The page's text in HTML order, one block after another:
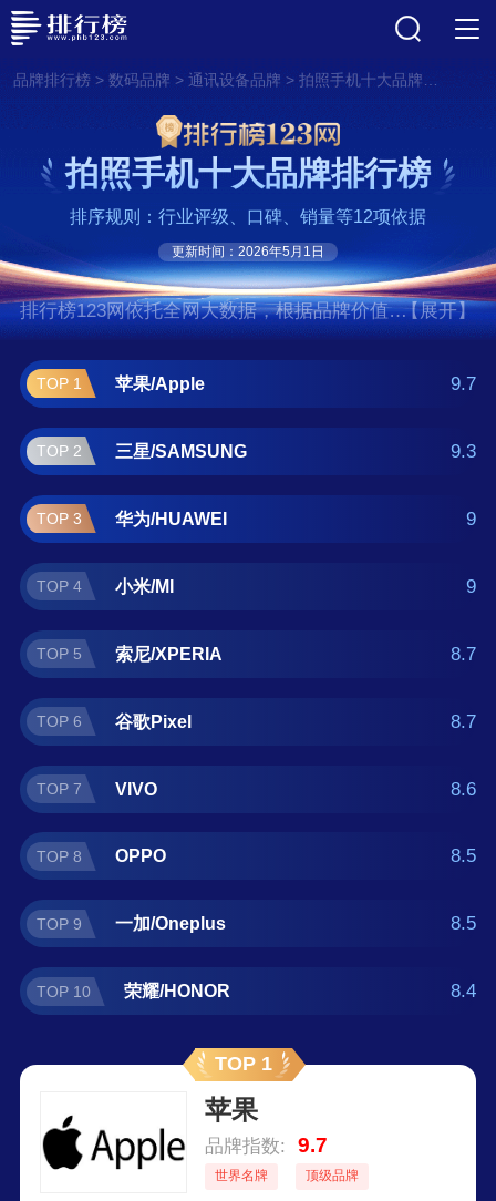
品牌排行榜> 数码品牌 > 通讯设备品牌 > 拍照手机十大品牌排行榜
拍照手机十大品牌排行榜
排序规则：行业评级、口碑、销量等12项依据
更新时间：2026年5月1日
排行榜123网依托全网大数据，根据品牌价值、
口碑评价等多项指数评选出了拍照手机十大品
牌排行榜,前十名分别是苹果/Apple、三
星/SAMSUNG、华为/HUAWEI、小米/MI、索
尼/XPERIA、谷歌Pixel、VIVO、OPPO、一
加/Oneplus、荣耀/HONOR。如果您正在查找
拍照手机什么牌子好？那么本拍照手机十大品
牌榜单可供您作为选购参考，我们致力于用最
真实的用户数据推荐口碑最好的拍照手机品
牌，让您选得放心。(榜单每月更新一次)
【展开】
TOP 1 苹果/Apple 9.7
TOP 2 三星/SAMSUNG 9.3
TOP 3 华为/HUAWEI 9
TOP 4 小米/MI 9
TOP 5 索尼/XPERIA 8.7
TOP 6 谷歌Pixel 8.7
TOP 7 VIVO 8.6
TOP 8 OPPO 8.5
TOP 9 一加/Oneplus 8.5
TOP 10 荣耀/HONOR 8.4
TOP 1
苹果
品牌指数: 9.7
世界名牌 顶级品牌